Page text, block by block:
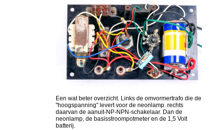
Een wat beter overzicht. Links de omvormertrafo die de
"hoogspanning" levert voor de neonlamp. rechts
daarvan de aanuit-NP-NPN-schakelaar. Dan de
neonlamp, de basisstroompotmeter en de 1,5 Volt
batterij.